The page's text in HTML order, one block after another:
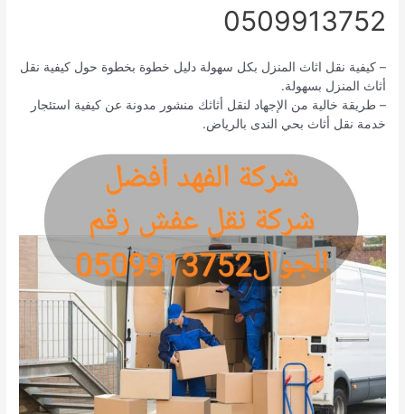
0509913752
– كيفية نقل اثاث المنزل بكل سهولة دليل خطوة بخطوة حول كيفية نقل
أثاث المنزل بسهولة.
– طريقة خالية من الإجهاد لنقل أثاثك منشور مدونة عن كيفية استئجار
خدمة نقل أثاث بحي الندى بالرياض.